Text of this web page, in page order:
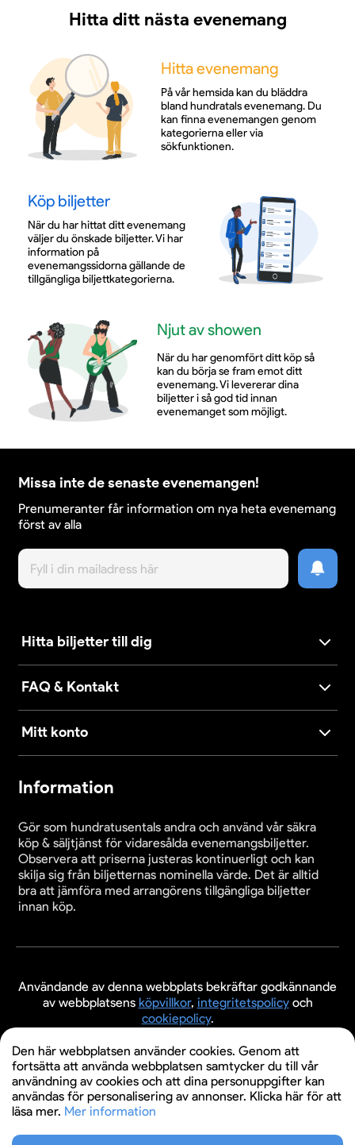
Hitta ditt nästa evenemang
Hitta evenemang
På vår hemsida kan du bläddra
bland hundratals evenemang. Du
kan finna evenemangen genom
kategorierna eller via
sökfunktionen.
Köp biljetter
När du har hittat ditt evenemang
väljer du önskade biljetter. Vi har
information på
evenemangssidorna gällande de
tillgängliga biljettkategorierna.
Njut av showen
När du har genomfört ditt köp så
kan du börja se fram emot ditt
evenemang. Vi levererar dina
biljetter i så god tid innan
evenemanget som möjligt.
Missa inte de senaste evenemangen!
Prenumeranter får information om nya heta evenemang
först av alla
Hitta biljetter till dig
FAQ & Kontakt
Mitt konto
Information
Gör som hundratusentals andra och använd vår säkra
köp & säljtjänst för vidaresålda evenemangsbiljetter.
Observera att priserna justeras kontinuerligt och kan
skilja sig från biljetternas nominella värde. Det är alltid
bra att jämföra med arrangörens tillgängliga biljetter
innan köp.
Användande av denna webbplats bekräftar godkännande
av webbplatsens köpvillkor, integritetspolicyoch
cookiepolicy.
© 2026 Evenemangsbiljetter.se
Den här webbplatsen använder cookies. Genom att
fortsätta att använda webbplatsen samtycker du till vår
användning av cookies och att dina personuppgifter kan
användas för personalisering av annonser. Klicka här för att
läsa mer. Mer information